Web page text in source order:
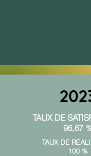
TAUX DE
96,67
TAUX DE
100 %